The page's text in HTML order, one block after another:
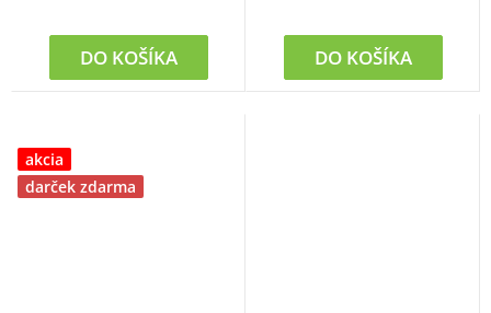
DO KOŠÍKA DO KOŠÍKA
akcia
darček zdarma